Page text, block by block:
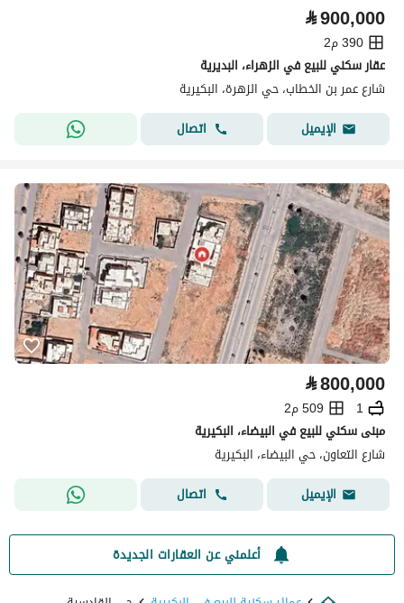
⃁900,000
390 م2
عقار سكني للبيع في الزهراء، البديرية
شارع عمر بن الخطاب، حي الزهرة، البكيرية
الإيميل
اتصال
⃁800,000
1
509 م2
مبنى سكني للبيع في البيضاء، البكيرية
شارع التعاون، حي البيضاء، البكيرية
الإيميل
اتصال
أعلمني عن العقارات الجديدة